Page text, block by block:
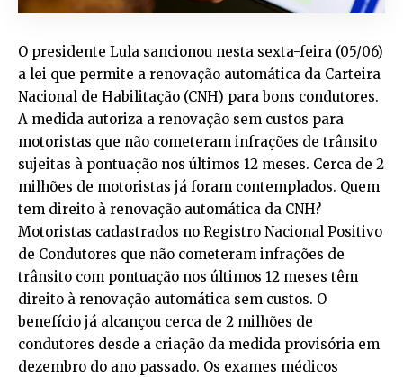
O presidente Lula sancionou nesta sexta-feira (05/06)
a lei que permite a renovação automática da Carteira
Nacional de Habilitação (CNH) para bons condutores.
A medida autoriza a renovação sem custos para
motoristas que não cometeram infrações de trânsito
sujeitas à pontuação nos últimos 12 meses. Cerca de 2
milhões de motoristas já foram contemplados. Quem
tem direito à renovação automática da CNH?
Motoristas cadastrados no Registro Nacional Positivo
de Condutores que não cometeram infrações de
trânsito com pontuação nos últimos 12 meses têm
direito à renovação automática sem custos. O
benefício já alcançou cerca de 2 milhões de
condutores desde a criação da medida provisória em
dezembro do ano passado. Os exames médicos